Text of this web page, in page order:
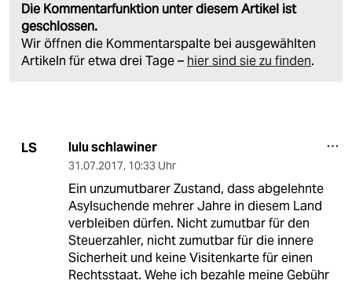
Die Kommentarfunktion unter diesem Artikel ist
geschlossen.
Wir öffnen die Kommentarspalte bei ausgewählten
Artikeln für etwa drei Tage – hier sind sie zu finden.
LS lulu schlawiner
31.07.2017, 10:33 Uhr
Ein unzumutbarer Zustand, dass abgelehnte
Asylsuchende mehrer Jahre in diesem Land
verbleiben dürfen. Nicht zumutbar für den
Steuerzahler, nicht zumutbar für die innere
Sicherheit und keine Visitenkarte für einen
Rechtsstaat. Wehe ich bezahle meine Gebühr